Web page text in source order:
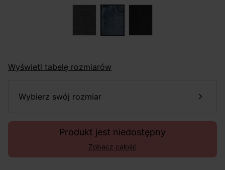
Wyświetl tabelę rozmiarów
wybierz swój rozmiar
Produkt jest niedostępny
Zobacz całość